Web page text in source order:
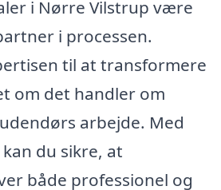
i Nørre Vilstrup være
i processen.
til at transformere
om det handler om
arbejde. Med
du sikre, at
både professionel og